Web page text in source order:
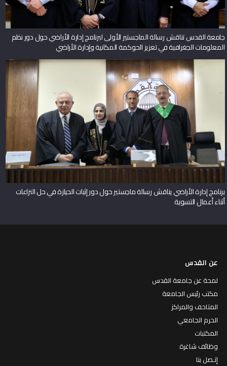
جامعة القدس تناقش رسالة الماجستير الأولى لبرنامج إدارة الأراضي حول دور نظم
المعلومات الجغرافية في تعزيز الحوكمة المكانية وإدارة الأراضي
برنامج إدارة الأراضي يناقش رسالة ماجستير حول دور إثبات الحيازة في حل النزاعات
أثناء أعمال التسوية
عن القدس
لمحة عن جامعة القدس
مكتب رئيس الجامعة
المتاحف والمراكز
الحرم الجامعي
المكتبات
وظائف شاغرة
إتـصل بنا